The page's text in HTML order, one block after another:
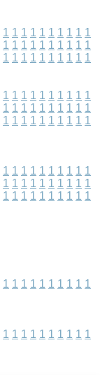
1 1 1 1 1 1 1 1 1 1
1 1 1 1 1 1 1 1 1 1
1 1 1 1 1 1 1 1 1 1
1 1 1 1 1 1 1 1 1 1
1 1 1 1 1 1 1 1 1 1
1 1 1 1 1 1 1 1 1 1
1 1 1 1 1 1 1 1 1 1
1 1 1 1 1 1 1 1 1 1
1 1 1 1 1 1 1 1 1 1
1 1 1 1 1 1 1 1 1 1
1 1 1 1 1 1 1 1 1 1